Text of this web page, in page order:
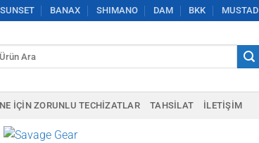
SUNSET BANAX SHIMANO DAM BKK MUSTAD
IÇIN ZORUNLU TECHIZATLAR TAHSILAT İLETIŞIM